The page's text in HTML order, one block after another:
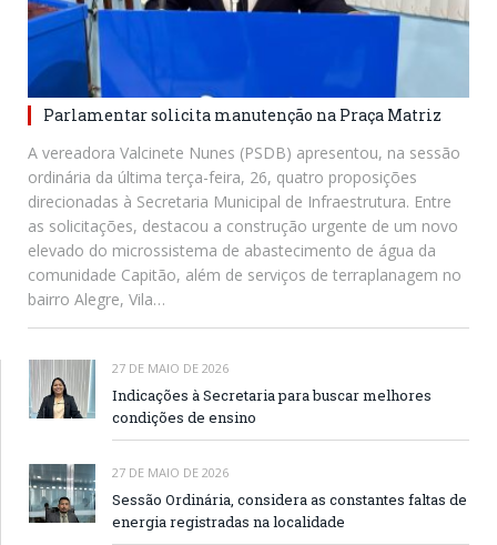
Parlamentar solicita manutenção na Praça Matriz
A vereadora Valcinete Nunes (PSDB) apresentou, na sessão
ordinária da última terça-feira, 26, quatro proposições
direcionadas à Secretaria Municipal de Infraestrutura. Entre
as solicitações, destacou a construção urgente de um novo
elevado do microssistema de abastecimento de água da
comunidade Capitão, além de serviços de terraplanagem no
bairro Alegre, Vila…
27 DE MAIO DE 2026
Indicações à Secretaria para buscar melhores
condições de ensino
27 DE MAIO DE 2026
Sessão Ordinária, considera as constantes faltas de
energia registradas na localidade